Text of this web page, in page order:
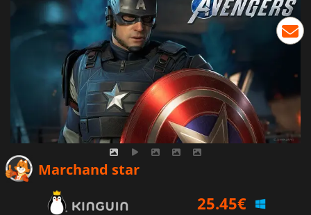
SE CONNECTER OU S'INSCRIRE
Marchand star
25.45€